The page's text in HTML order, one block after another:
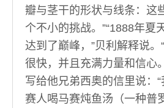
瓣与茎干的形状与线条：这
个不小的挑战。”“1888年夏
达到了巅峰，”贝利解释说。
很快，并且充满力量和信心
写给他兄弟西奥的信里说：
赛人喝马赛炖鱼汤（一种普